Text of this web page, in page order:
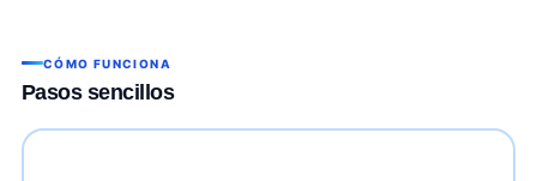
CÓMO FUNCIONA
Pasos sencillos